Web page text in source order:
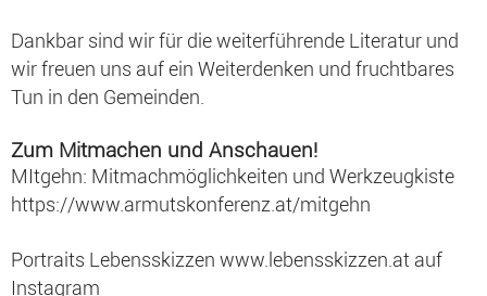
Dankbar sind wir für die weiterführende Literatur und
wir freuen uns auf ein Weiterdenken und fruchtbares
Tun in den Gemeinden.
Zum Mitmachen und Anschauen!
MItgehn: Mitmachmöglichkeiten und Werkzeugkiste
https://www.armutskonferenz.at/mitgehn
Portraits Lebensskizzen www.lebensskizzen.at auf
Instagram